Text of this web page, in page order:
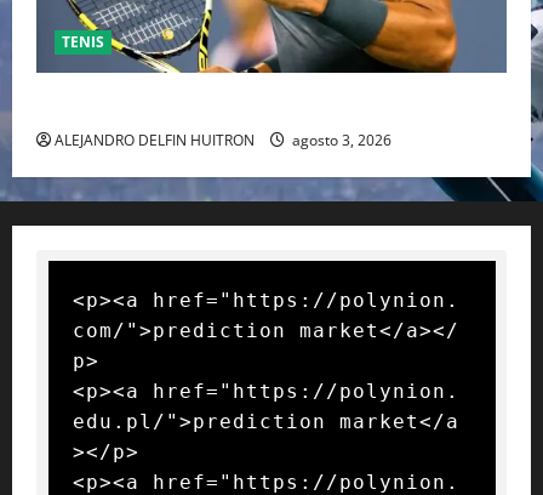
TENIS
ALEJANDRO DELFIN HUITRON agosto 3, 2026
<p><a href="https://polynion.
com/">prediction market</a></
p>
<p><a href="https://polynion.
edu.pl/">prediction market</a
></p>
<p><a href="https://polynion.